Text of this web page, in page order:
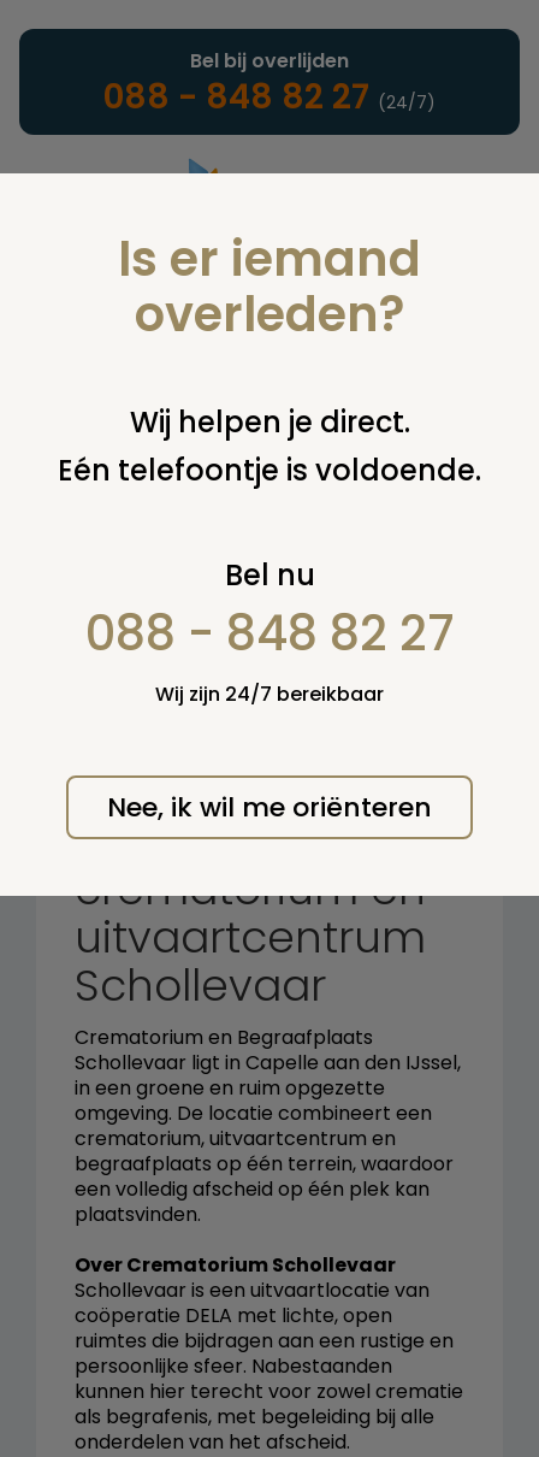
Landelijke uitvaartonderneming
Bel bij overlijden
088 - 848 82 27 (24/7)
Vind een onderneming of
instelling
Zoeken
Terug naar overzicht
Begraafplaats,
crematorium en
uitvaartcentrum
Schollevaar
Crematorium en Begraafplaats
Schollevaar ligt in Capelle aan den IJssel,
in een groene en ruim opgezette
omgeving. De locatie combineert een
crematorium, uitvaartcentrum en
begraafplaats op één terrein, waardoor
een volledig afscheid op één plek kan
plaatsvinden.
Over Crematorium Schollevaar
Schollevaar is een uitvaartlocatie van
coöperatie DELA met lichte, open
ruimtes die bijdragen aan een rustige en
persoonlijke sfeer. Nabestaanden
kunnen hier terecht voor zowel crematie
als begrafenis, met begeleiding bij alle
onderdelen van het afscheid.
Is er iemand
overleden?
Wij helpen je direct.
Eén telefoontje is voldoende.
Bel nu
088 - 848 82 27
Wij zijn 24/7 bereikbaar
Nee, ik wil me oriënteren